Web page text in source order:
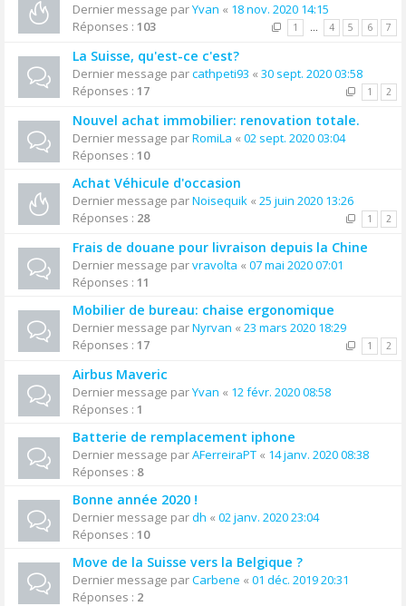
Dernier message parYvan « 18 nov. 2020 14:15
Réponses : 103 1 … 4 5 6 7
La Suisse, qu'est-ce c'est?
Dernier message parcathpeti93 « 30 sept. 2020 03:58
Réponses : 17 1 2
Nouvel achat immobilier: renovation totale.
Dernier message parRomiLa « 02 sept. 2020 03:04
Réponses : 10
Achat Véhicule d'occasion
Dernier message parNoisequik « 25 juin 2020 13:26
Réponses : 28 1 2
Frais de douane pour livraison depuis la Chine
Dernier message parvravolta « 07 mai 2020 07:01
Réponses : 11
Mobilier de bureau: chaise ergonomique
Dernier message parNyrvan « 23 mars 2020 18:29
Réponses : 17 1 2
Airbus Maveric
Dernier message parYvan « 12 févr. 2020 08:58
Réponses : 1
Batterie de remplacement iphone
Dernier message parAFerreiraPT « 14 janv. 2020 08:38
Réponses : 8
Bonne année 2020 !
Dernier message pardh « 02 janv. 2020 23:04
Réponses : 10
Move de la Suisse vers la Belgique ?
Dernier message parCarbene « 01 déc. 2019 20:31
Réponses : 2